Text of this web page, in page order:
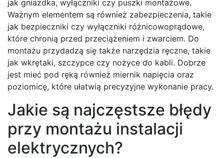
jak gniazdka, wyłączniki czy puszki montażowe.
Ważnym elementem są również zabezpieczenia, takie
jak bezpieczniki czy wyłączniki różnicowoprądowe,
które chronią przed przeciążeniem i zwarciem. Do
montażu przydadzą się także narzędzia ręczne, takie
jak wkrętaki, szczypce czy nożyce do kabli. Dobrze
jest mieć pod ręką również miernik napięcia oraz
poziomicę, które ułatwią precyzyjne wykonanie pracy.
Jakie są najczęstsze błędy
przy montażu instalacji
elektrycznych?